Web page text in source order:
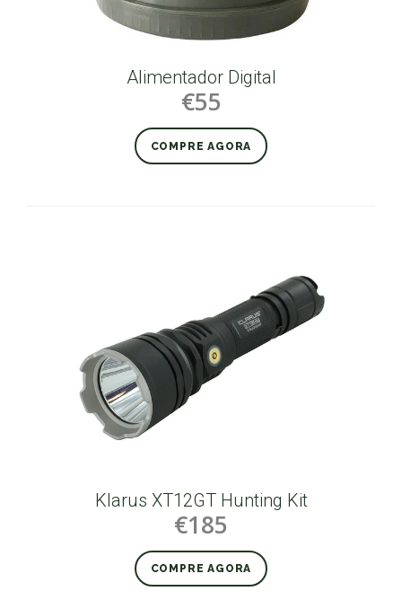
Alimentador Digital
€55
COMPRE AGORA
Klarus XT12GT Hunting Kit
€185
COMPRE AGORA